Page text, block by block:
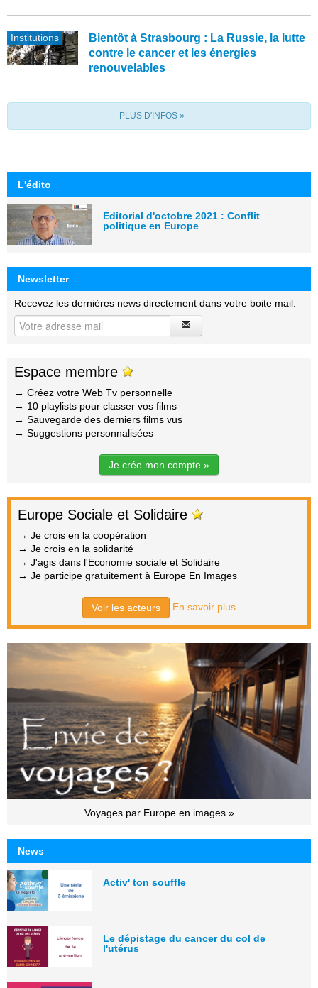
Institutions
Bientôt à Strasbourg : La Russie, la lutte
contre le cancer et les énergies
renouvelables
PLUS D'INFOS »
L'édito
Editorial d'octobre 2021 : Conflit
politique en Europe
Newsletter
Recevez les dernières news directement dans votre boite mail.
Espace membre
→ Créez votre Web Tv personnelle
→ 10 playlists pour classer vos films
→ Sauvegarde des derniers films vus
→ Suggestions personnalisées
Je crée mon compte »
Europe Sociale et Solidaire
→ Je crois en la coopération
→ Je crois en la solidarité
→ J'agis dans l'Economie sociale et Solidaire
→ Je participe gratuitement à Europe En Images
Voir les acteurs En savoir plus
Voyages par Europe en images »
News
Activ' ton souffle
Le dépistage du cancer du col de
l'utérus